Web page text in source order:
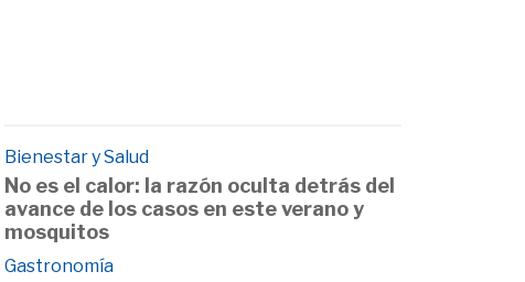
Bienestar y Salud
No es el calor: la razón oculta detrás del
avance de los casos en este verano y
mosquitos
Gastronomía